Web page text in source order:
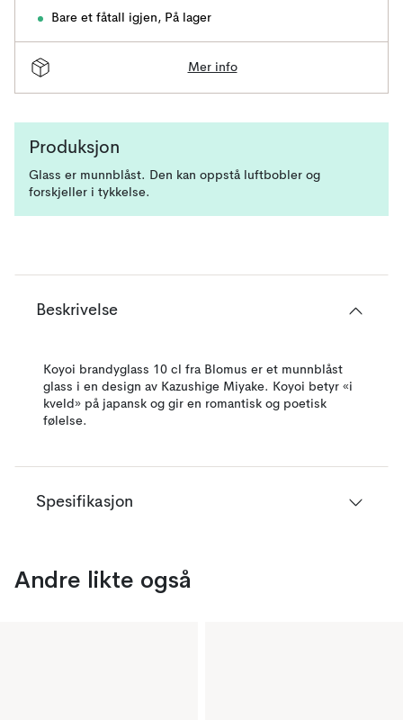
Bare et fåtall igjen, På lager
Mer info
Produksjon
Glass er munnblåst. Den kan oppstå luftbobler og
forskjeller i tykkelse.
Beskrivelse
Koyoi brandyglass 10 cl fra Blomus er et munnblåst
glass i en design av Kazushige Miyake. Koyoi betyr «i
kveld» på japansk og gir en romantisk og poetisk
følelse.
Spesifikasjon
Andre likte også